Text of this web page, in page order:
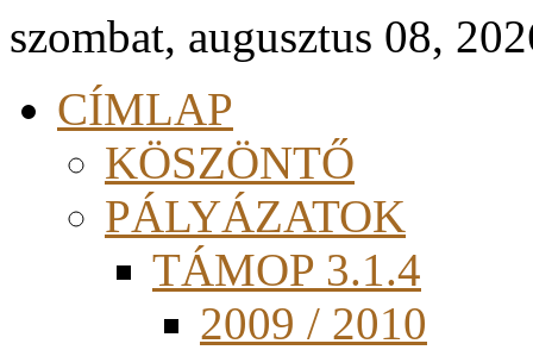
szombat, augusztus 08,
CÍMLAP
KÖSZÖNTŐ
PÁLYÁZATOK
TÁMOP 3.1.4
2009 / 2010